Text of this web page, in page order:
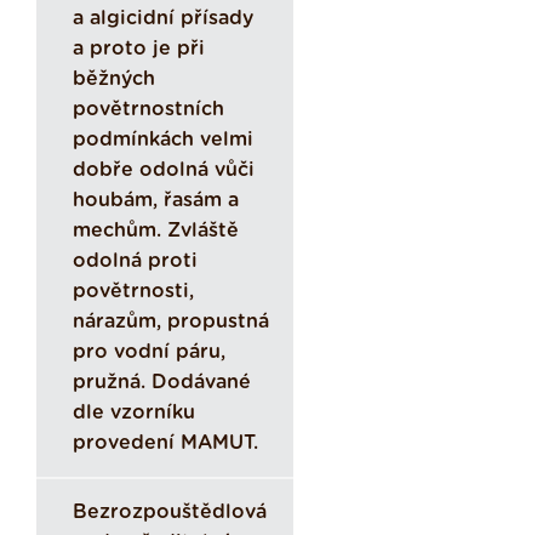
a algicidní přísady
a proto je při
běžných
povětrnostních
podmínkách velmi
dobře odolná vůči
houbám, řasám a
mechům. Zvláště
odolná proti
povětrnosti,
nárazům, propustná
pro vodní páru,
pružná. Dodávané
dle vzorníku
provedení MAMUT.
Bezrozpouštědlová